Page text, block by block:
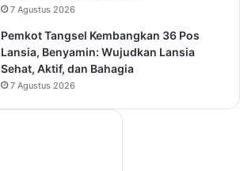
7 Agustus 2026
Pemkot Tangsel Kembangkan 36 Pos
Lansia, Benyamin: Wujudkan Lansia
Sehat, Aktif, dan Bahagia
7 Agustus 2026